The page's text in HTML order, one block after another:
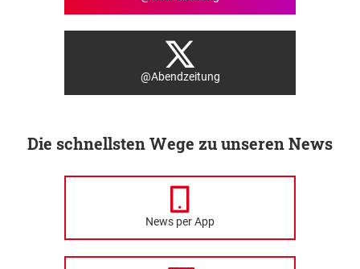
@Abendzeitung
Die schnellsten Wege zu unseren News
News per App